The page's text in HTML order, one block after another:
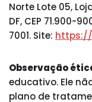
Norte Lote 05,
DF, CEP 71.900-
7001. Site: https://
Observação
educativo. Ele
plano de